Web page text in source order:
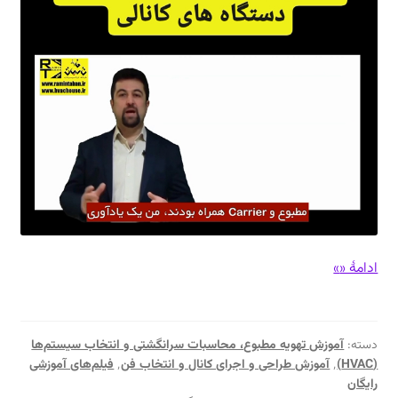
ادامهٔ «مروری
سرانگشتی
دستگاه‌های
»
دسته:آموزش تهویه مطبوع، محاسبات سرانگشتی و انتخاب سیستم‌ها
(HVAC)
٬آموزش طراحی و اجرای کانال و انتخاب فن٬فیلم‌های آموزشی
رایگان